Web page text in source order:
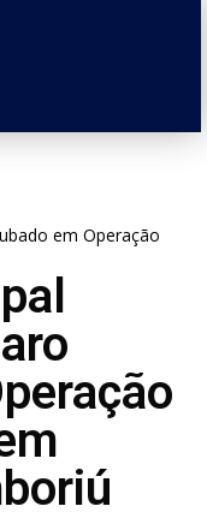
em Operação